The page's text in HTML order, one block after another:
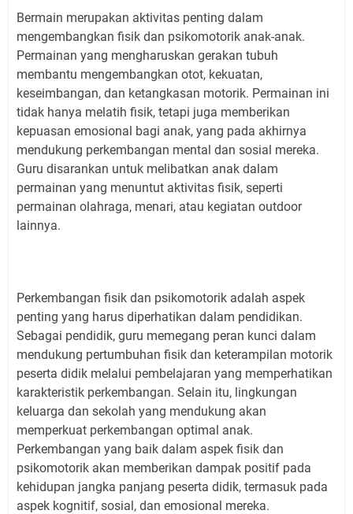
Bermain merupakan aktivitas penting dalam
mengembangkan fisik dan psikomotorik anak-anak.
Permainan yang mengharuskan gerakan tubuh
membantu mengembangkan otot, kekuatan,
keseimbangan, dan ketangkasan motorik. Permainan ini
tidak hanya melatih fisik, tetapi juga memberikan
kepuasan emosional bagi anak, yang pada akhirnya
mendukung perkembangan mental dan sosial mereka.
Guru disarankan untuk melibatkan anak dalam
permainan yang menuntut aktivitas fisik, seperti
permainan olahraga, menari, atau kegiatan outdoor
lainnya.
Perkembangan fisik dan psikomotorik adalah aspek
penting yang harus diperhatikan dalam pendidikan.
Sebagai pendidik, guru memegang peran kunci dalam
mendukung pertumbuhan fisik dan keterampilan motorik
peserta didik melalui pembelajaran yang memperhatikan
karakteristik perkembangan. Selain itu, lingkungan
keluarga dan sekolah yang mendukung akan
memperkuat perkembangan optimal anak.
Perkembangan yang baik dalam aspek fisik dan
psikomotorik akan memberikan dampak positif pada
kehidupan jangka panjang peserta didik, termasuk pada
aspek kognitif, sosial, dan emosional mereka.